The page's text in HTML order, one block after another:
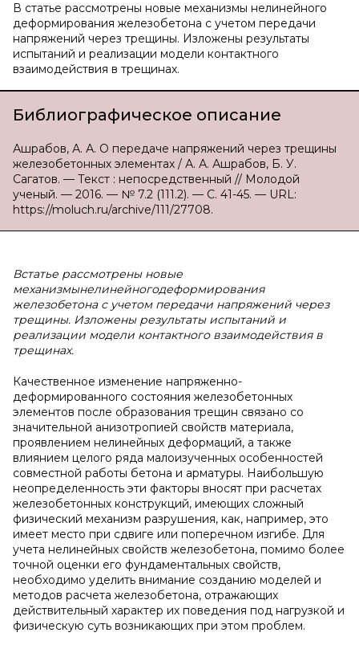
В статье рассмотрены новые механизмы нелинейного
деформирования железобетона с учетом передачи
напряжений через трещины. Изложены результаты
испытаний и реализации модели контактного
взаимодействия в трещинах.
Библиографическое описание
Ашрабов, А. А. О передаче напряжений через трещины
железобетонных элементах / А. А. Ашрабов, Б. У.
Сагатов. — Текст : непосредственный // Молодой
ученый. — 2016. — № 7.2 (111.2). — С. 41-45. — URL:
https://moluch.ru/archive/111/27708.
Встатье рассмотрены новые
механизмынелинейногодеформирования
железобетона с учетом передачи напряжений через
трещины. Изложены результаты испытаний и
реализации модели контактного взаимодействия в
трещинах.
Качественное изменение напряженно-
деформированного состояния железобетонных
элементов после образования трещин связано со
значительной анизотропией свойств материала,
проявлением нелинейных деформаций, а также
влиянием целого ряда малоизученных особенностей
совместной работы бетона и арматуры. Наибольшую
неопределенность эти факторы вносят при расчетах
железобетонных конструкций, имеющих сложный
физический механизм разрушения, как, например, это
имеет место при сдвиге или поперечном изгибе. Для
учета нелинейных свойств железобетона, помимо более
точной оценки его фундаментальных свойств,
необходимо уделить внимание созданию моделей и
методов расчета железобетона, отражающих
действительный характер их поведения под нагрузкой и
физическую суть возникающих при этом проблем.